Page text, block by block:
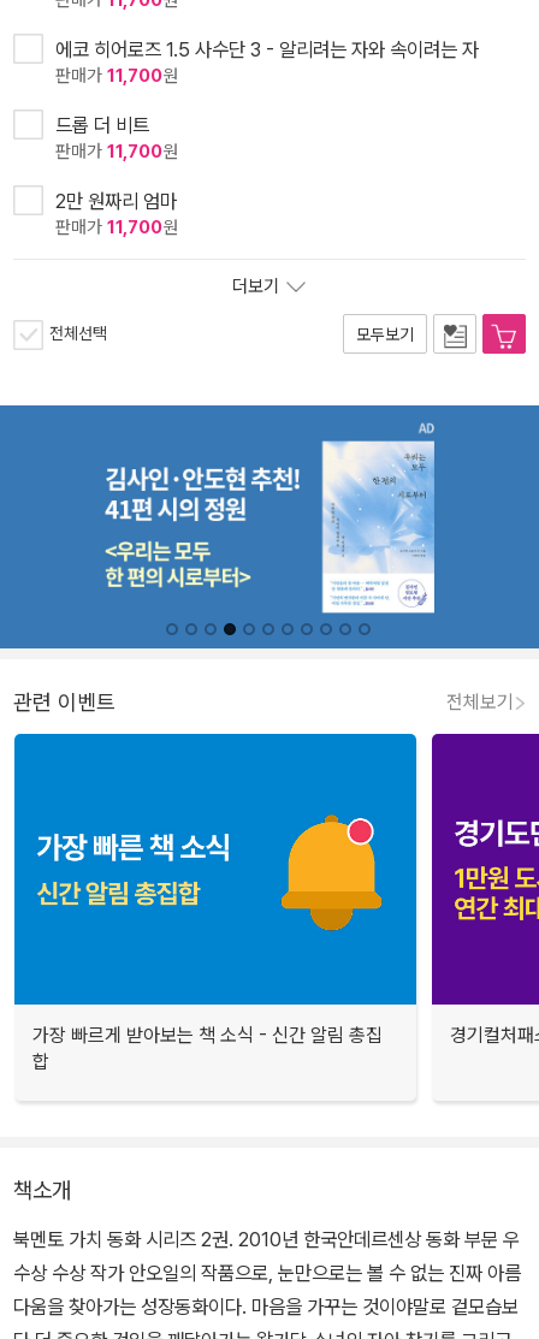
에코 히어로즈 1.5 사수단 3 - 알리려는 자와 속이려는 자
판매가 11,700원
드롭 더 비트
판매가 11,700원
2만 원짜리 엄마
판매가 11,700원
더보기
전체선택 모두보기
관련 이벤트 전체보기
가장 빠르게 받아보는 책 소식 - 신간 알림 총집
합
경기컬처
책소개
북멘토 가치 동화 시리즈 2권. 2010년 한국안데르센상 동화 부문 우
수상 수상 작가 안오일의 작품으로, 눈만으로는 볼 수 없는 진짜 아름
다움을 찾아가는 성장동화이다. 마음을 가꾸는 것이야말로 겉모습보